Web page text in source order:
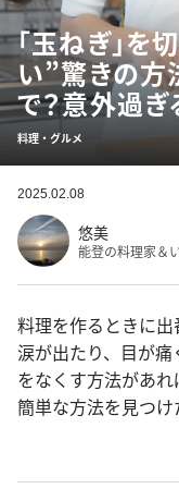
「玉ねぎ」を
い”驚きの方
で？意外過ぎ
料理・グルメ
2025.02.08
悠美
能登の料理家＆
料理を作るときに
涙が出たり、目が
をなくす方法があ
簡単な方法を見つけ